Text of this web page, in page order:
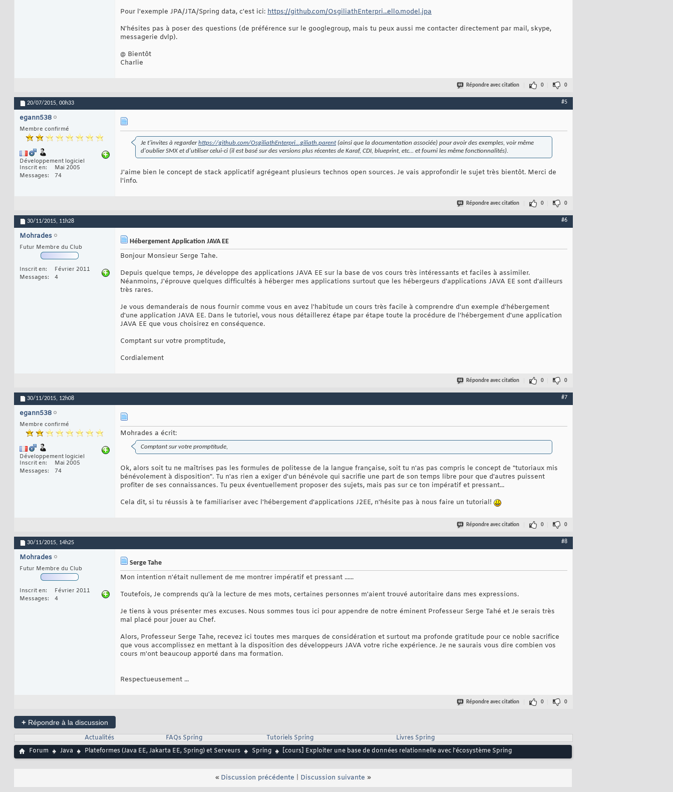
Pour l'exemple JPA/JTA/Spring data, c'est ici: https://github.com/OsgiliathEnterpri...ello.model.jpa
N'hésites pas à poser des questions (de préférence sur le googlegroup, mais tu peux aussi me contacter directement par mail, skype,
messagerie dvlp).
@ Bientôt
Charlie
Répondre avec citation 0 0
20/07/2015, 00h33 #5
egann538
Membre confirmé
Développement logiciel
Inscrit en
Mai 2005
Messages
74
Je t'invites à regarderhttps://github.com/OsgiliathEnterpri...giliath.parent(ainsi que la documentation associée) pour avoir des exemples, voir même
d'oublier SMX et d'utiliser celui-ci (il est basé sur des versions plus récentes de Karaf, CDI, blueprint, etc... et fourni les même fonctionnalités).
J'aime bien le concept de stack applicatif agrégeant plusieurs technos open sources. Je vais approfondir le sujet très bientôt. Merci de
l'info.
Répondre avec citation 0 0
30/11/2015, 11h28 #6
Mohrades
Futur Membre du Club
Inscrit en
Février 2011
Messages
4
Hébergement Application JAVA EE
Bonjour Monsieur Serge Tahe.
Depuis quelque temps, Je développe des applications JAVA EE sur la base de vos cours très intéressants et faciles à assimiler.
Néanmoins, J'éprouve quelques difficultés à héberger mes applications surtout que les hébergeurs d'applications JAVA EE sont d’ailleurs
très rares.
Je vous demanderais de nous fournir comme vous en avez l'habitude un cours très facile à comprendre d'un exemple d'hébergement
d'une application JAVA EE. Dans le tutoriel, vous nous détaillerez étape par étape toute la procédure de l'hébergement d'une application
JAVA EE que vous choisirez en conséquence.
Comptant sur votre promptitude,
Cordialement
Répondre avec citation 0 0
30/11/2015, 12h08 #7
egann538
Membre confirmé
Développement logiciel
Inscrit en
Mai 2005
Messages
74
Mohrades a écrit:
Comptant sur votre promptitude,
Ok, alors soit tu ne maîtrises pas les formules de politesse de la langue française, soit tu n'as pas compris le concept de "tutoriaux mis
bénévolement à disposition". Tu n'as rien a exiger d'un bénévole qui sacrifie une part de son temps libre pour que d'autres puissent
profiter de ses connaissances. Tu peux éventuellement proposer des sujets, mais pas sur ce ton impératif et pressant...
Cela dit, si tu réussis à te familiariser avec l'hébergement d'applications J2EE, n'hésite pas à nous faire un tutorial!
Répondre avec citation 0 0
30/11/2015, 14h25 #8
Mohrades
Futur Membre du Club
Inscrit en
Février 2011
Messages
4
Serge Tahe
Mon intention n'était nullement de me montrer impératif et pressant ......
Toutefois, Je comprends qu'à la lecture de mes mots, certaines personnes m'aient trouvé autoritaire dans mes expressions.
Je tiens à vous présenter mes excuses. Nous sommes tous ici pour appendre de notre éminent Professeur Serge Tahé et Je serais très
mal placé pour jouer au Chef.
Alors, Professeur Serge Tahe, recevez ici toutes mes marques de considération et surtout ma profonde gratitude pour ce noble sacrifice
que vous accomplissez en mettant à la disposition des développeurs JAVA votre riche expérience. Je ne saurais vous dire combien vos
cours m'ont beaucoup apporté dans ma formation.
Respectueusement ...
Répondre avec citation 0 0
+ Répondre à la discussion
Actualités
FAQs Spring Tutoriels Spring
Livres Spring
Forum
Java Plateformes (Java EE, Jakarta EE, Spring) et Serveurs Spring [cours] Exploiter une base de données relationnelle avec l'écosystème Spring
« Discussion précédente Discussion suivante »